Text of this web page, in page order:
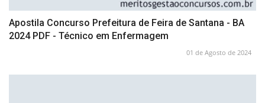
Apostila Concurso Prefeitura de Feira de Santana - BA
2024 PDF - Técnico em Enfermagem
01 de Agosto de 2024